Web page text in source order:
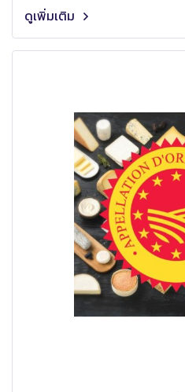
ดูเพิ่มเติม